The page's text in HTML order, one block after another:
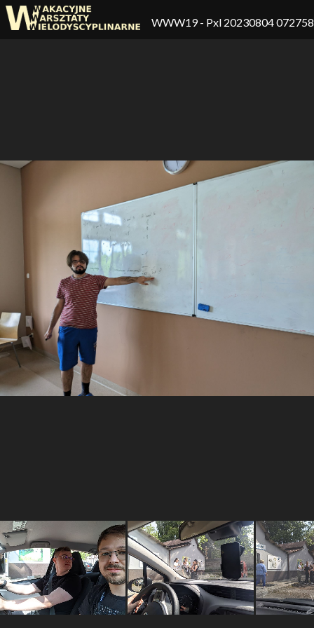
WWW19- Pxl 20230804